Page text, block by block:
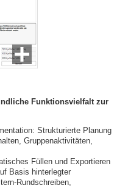
Funktionsvielfalt zur
Strukturierte Planung
Gruppenaktivitäten,
Füllen und Exportieren
Basis hinterlegter
Rundschreiben,